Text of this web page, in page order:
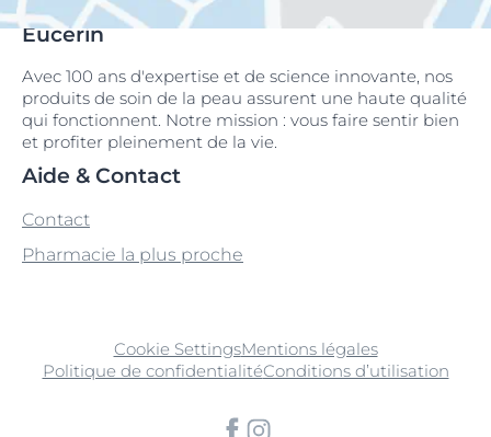
Eucerin
Avec 100 ans d'expertise et de science innovante, nos
produits de soin de la peau assurent une haute qualité
qui fonctionnent. Notre mission : vous faire sentir bien
et profiter pleinement de la vie.
Aide & Contact
Contact
Pharmacie la plus proche
Cookie SettingsMentions légales
Politique de confidentialitéConditions d’utilisation